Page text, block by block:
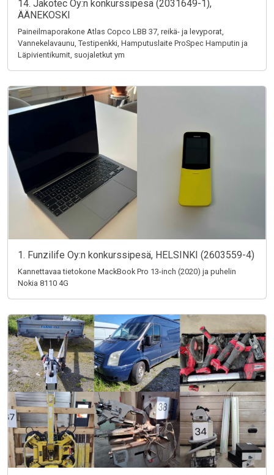
14. Jakotec Oy:n konkurssipesä (2031649-1),
ÄÄNEKOSKI
Paineilmaporakone Atlas Copco LBB 37, reikä- ja levyporat,
Vannekelavaunu, Testipenkki, Hamputuslaite ProSpec Hamputin ja
Läpivientikumit, suojaletkut ym
1. Funzilife Oy:n konkurssipesä, HELSINKI (2603559-4)
Kannettavaa tietokone MackBook Pro 13-inch (2020) ja puhelin
Nokia 8110 4G